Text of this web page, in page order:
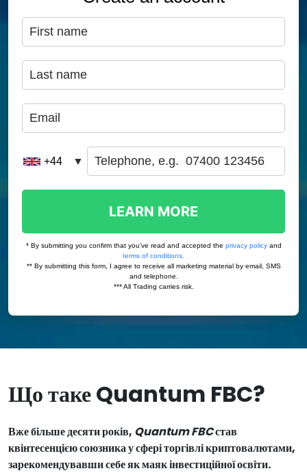
Що таке Quantum FBC?
Вже більше десяти років, Quantum FBCстав
квінтесенцією союзника у сфері торгівлі криптовалютами,
зарекомендувавши себе як маяк інвестиційної освіти.